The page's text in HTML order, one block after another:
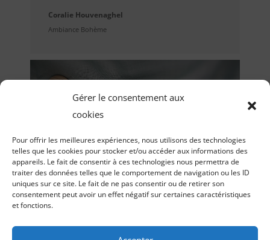
Gérer le consentement aux
cookies
Pour offrir les meilleures expériences, nous utilisons des technologies
telles que les cookies pour stocker et/ou accéder aux informations des
appareils. Le fait de consentir à ces technologies nous permettra de
traiter des données telles que le comportement de navigation ou les ID
uniques sur ce site. Le fait de ne pas consentir ou de retirer son
consentement peut avoir un effet négatif sur certaines caractéristiques
et fonctions.
Coralie Houvenaghel
Ambiance Bohème
tétines !
Informations utiles et légales
Mentions légales & protections des données
Politique de cookies (UE)